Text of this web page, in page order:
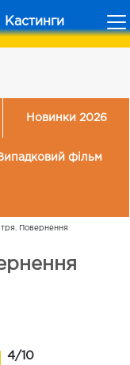
Кастинги
Новинки 2026
фільм
Повернення
4/10